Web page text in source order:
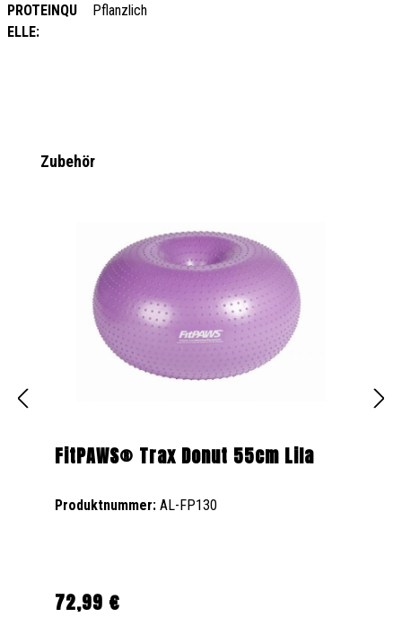
PROTEINQU
ELLE:
Pflanzlich
Produktgalerie überspringen
Zubehör
FitPAWS® Trax Donut 55cm Lila
Produktnummer: AL-FP130
Regulärer Preis:
72,99 €